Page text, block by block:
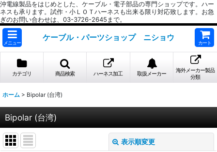
沖電線製品をはじめとした、ケーブル・電子部品の専門ショップです。ハー
ネスも承ります。試作・小ＬＯＴハーネスも出来る限り対応致します。お急
ぎのお問い合わせは、03-3726-2645まで。
メニュー
ケーブル・パーツショップ ニショウ
カート
カテゴリ 商品検索 ハーネス加工 取扱メーカー
海外メーカー製品
分類
ホーム > Bipolar (台湾)
Bipolar (台湾)
表示順変更